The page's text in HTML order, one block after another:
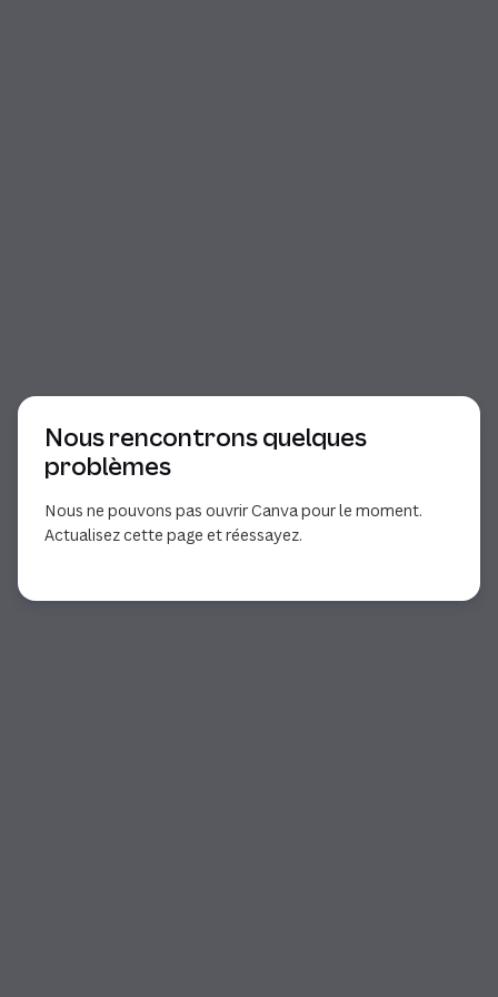
Nous rencontrons quelques
problèmes
Nous ne pouvons pas ouvrir Canva pour le moment.
Actualisez cette page et réessayez.